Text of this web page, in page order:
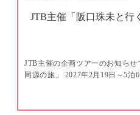
JTB主催「阪口珠未と行
JTB主催の企画ツアーのお知ら
同源の旅」 2027年2月19日～5泊